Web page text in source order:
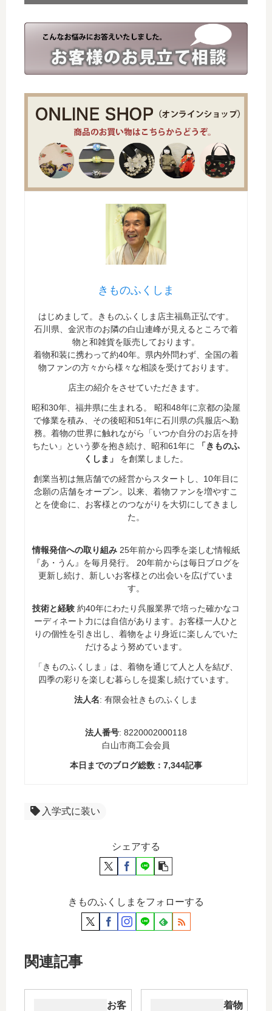
きものふくしま
はじめまして。きものふくしま店主福島正弘です。
石川県、金沢市のお隣の白山連峰が見えるところで着
物と和雑貨を販売しております。
着物和装に携わって約40年。県内外問わず、全国の着
物ファンの方々から様々な相談を受けております。
店主の紹介をさせていただきます。
昭和30年、福井県に生まれる。 昭和48年に京都の染屋
で修業を積み、その後昭和51年に石川県の呉服店へ勤
務。着物の世界に触れながら「いつか自分のお店を持
ちたい」という夢を抱き続け、昭和61年に
「きものふ
くしま」
を創業しました。
創業当初は無店舗での経営からスタートし、10年目に
念願の店舗をオープン。以来、着物ファンを増やすこ
とを使命に、お客様とのつながりを大切にしてきまし
た。
情報発信への取り組み 25年前から四季を楽しむ情報紙
『あ・うん』を毎月発行。 20年前からは毎日ブログを
更新し続け、新しいお客様との出会いを広げていま
す。
技術と経験 約40年にわたり呉服業界で培った確かなコ
ーディネート力には自信があります。お客様一人ひと
りの個性を引き出し、着物をより身近に楽しんでいた
だけるよう努めています。
「きものふくしま」は、着物を通じて人と人を結び、
四季の彩りを楽しむ暮らしを提案し続けています。
法人名: 有限会社きものふくしま
法人番号: 8220002000118
白山市商工会会員
本日までのブログ総数： 7,344記事
入学式に装い
シェアする
きものふくしまをフォローする
関連記事
お客
着物